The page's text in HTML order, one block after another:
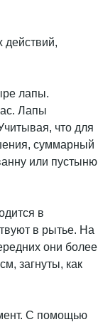
действий,
лапы.
Лапы
что для
суммарный
или пустыню
в
в рытье. На
они более
загнуты, как
С помощью